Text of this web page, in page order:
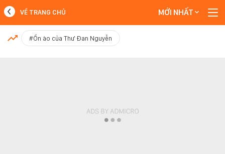
MỚI NHẤT
VỀ TRANG CHỦ MỚI NHẤT
#Ồn ào của Thư Đan Nguyễn